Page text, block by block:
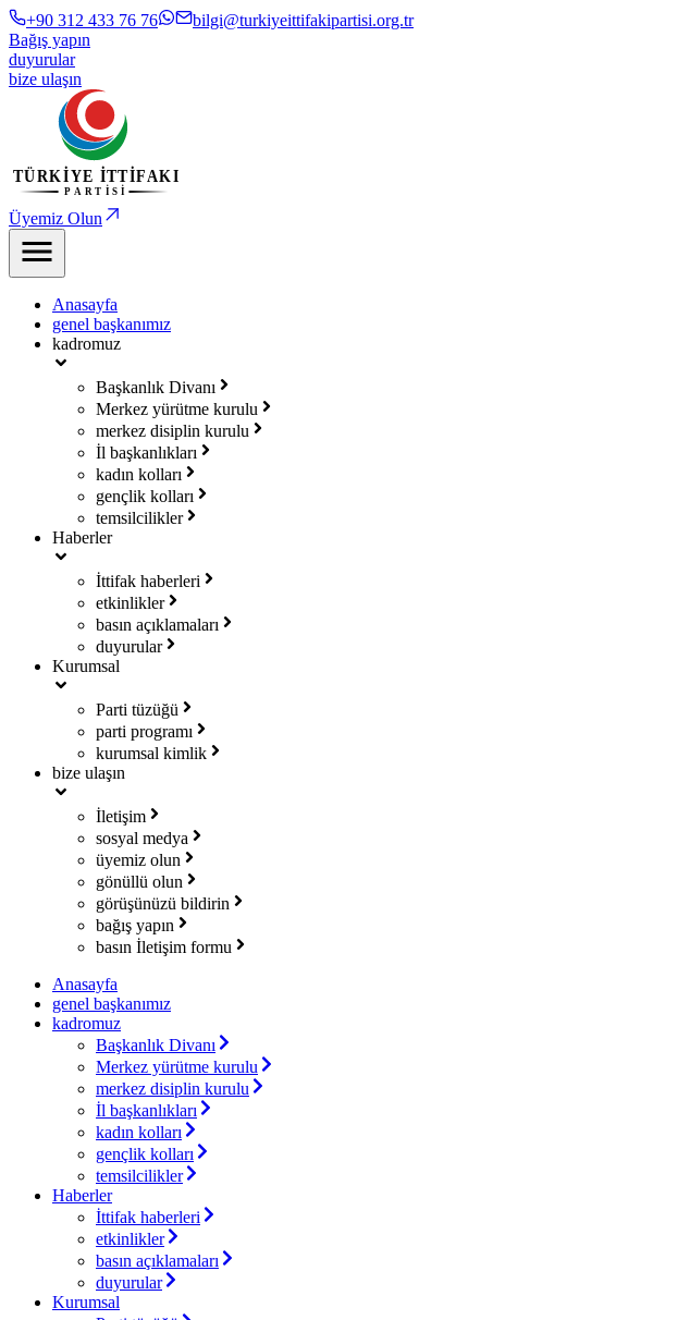
+90 312 433 76 76
bilgi@turkiyeittifakipartisi.org.tr
Bağış yapın
duyurular
bize ulaşın
Üyemiz Olun
Anasayfa
genel başkanımız
kadromuz
Başkanlık Divanı
Merkez yürütme kurulu
merkez disiplin kurulu
İl başkanlıkları
kadın kolları
gençlik kolları
temsilcilikler
Haberler
İttifak haberleri
etkinlikler
basın açıklamaları
duyurular
Kurumsal
Parti tüzüğü
parti programı
kurumsal kimlik
bize ulaşın
İletişim
sosyal medya
üyemiz olun
gönüllü olun
görüşünüzü bildirin
bağış yapın
basın İletişim formu
Anasayfa
genel başkanımız
kadromuz
Başkanlık Divanı
Merkez yürütme kurulu
merkez disiplin kurulu
İl başkanlıkları
kadın kolları
gençlik kolları
temsilcilikler
Haberler
İttifak haberleri
etkinlikler
basın açıklamaları
duyurular
Kurumsal